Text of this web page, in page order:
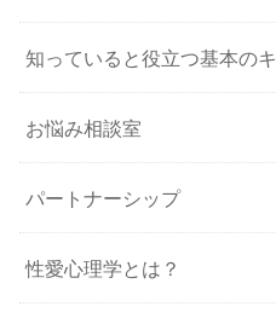
知っていると役立つ基本のキ
お悩み相談室
パートナーシップ
性愛心理学とは？